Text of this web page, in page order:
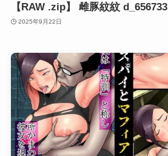
【RAW .zip】 雌豚紋紋 d_656733
2025年9月22日